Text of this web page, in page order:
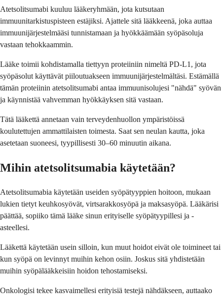
Atetsolitsumabi kuuluu lääkeryhmään, jota kutsutaan
immuunitarkistuspisteen estäjiksi. Ajattele sitä lääkkeenä, joka auttaa
immuunijärjestelmääsi tunnistamaan ja hyökkäämään syöpäsoluja
vastaan tehokkaammin.
Lääke toimii kohdistamalla tiettyyn proteiiniin nimeltä PD-L1, jota
syöpäsolut käyttävät piiloutuakseen immuunijärjestelmältäsi. Estämällä
tämän proteiinin atetsolitsumabi antaa immuunisolujesi "nähdä" syövän
ja käynnistää vahvemman hyökkäyksen sitä vastaan.
Tätä lääkettä annetaan vain terveydenhuollon ympäristöissä
koulutettujen ammattilaisten toimesta. Saat sen neulan kautta, joka
asetetaan suoneesi, tyypillisesti 30–60 minuutin aikana.
Mihin atetsolitsumabia käytetään?
Atetsolitsumabia käytetään useiden syöpätyyppien hoitoon, mukaan
lukien tietyt keuhkosyövät, virtsarakkosyöpä ja maksasyöpä. Lääkärisi
päättää, sopiiko tämä lääke sinun erityiselle syöpätyypillesi ja -
asteellesi.
Lääkettä käytetään usein silloin, kun muut hoidot eivät ole toimineet tai
kun syöpä on levinnyt muihin kehon osiin. Joskus sitä yhdistetään
muihin syöpälääkkeisiin hoidon tehostamiseksi.
Onkologisi tekee kasvaimellesi erityisiä testejä nähdäkseen, auttaako